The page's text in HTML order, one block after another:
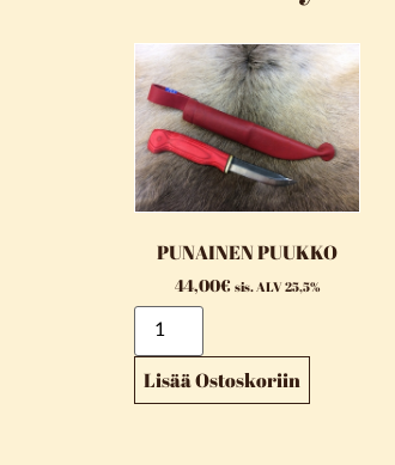
PUNAINEN PUUKKO
44,00€ sis. ALV 25,5%
Lisää Ostoskoriin